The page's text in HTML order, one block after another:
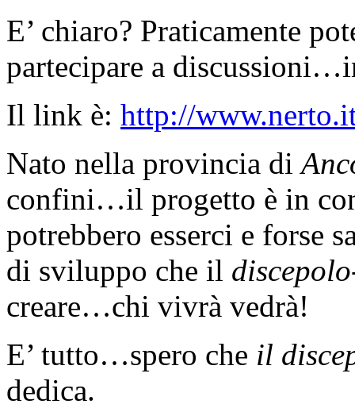
E’ chiaro? Praticamente
partecipare a
Il link è: http://
Nato nella provincia di
confini…il progetto è in
potrebbero esserci e forse
di sviluppo che il
creare…chi vivrà vedrà!
E’ tutto…spero che il
dedica.